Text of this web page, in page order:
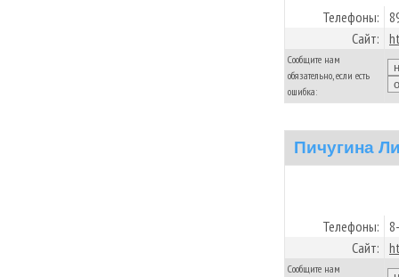
Телефоны:
Сайт:
Сообщите нам
обязательно, если есть
ошибка:
Пичугина
Телефоны:
Сайт:
Сообщите нам